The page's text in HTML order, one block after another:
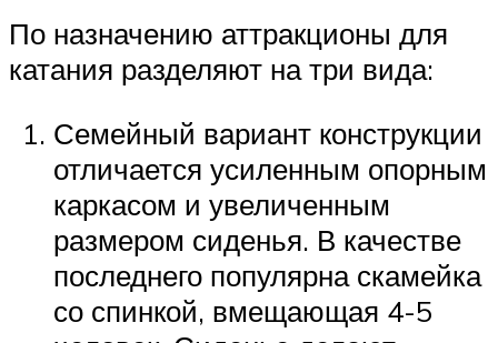
По назначению аттракционы для
катания разделяют на три вида:
Семейный вариант конструкции
отличается усиленным опорным
каркасом и увеличенным
размером сиденья. В качестве
последнего популярна скамейка
со спинкой, вмещающая 4-5